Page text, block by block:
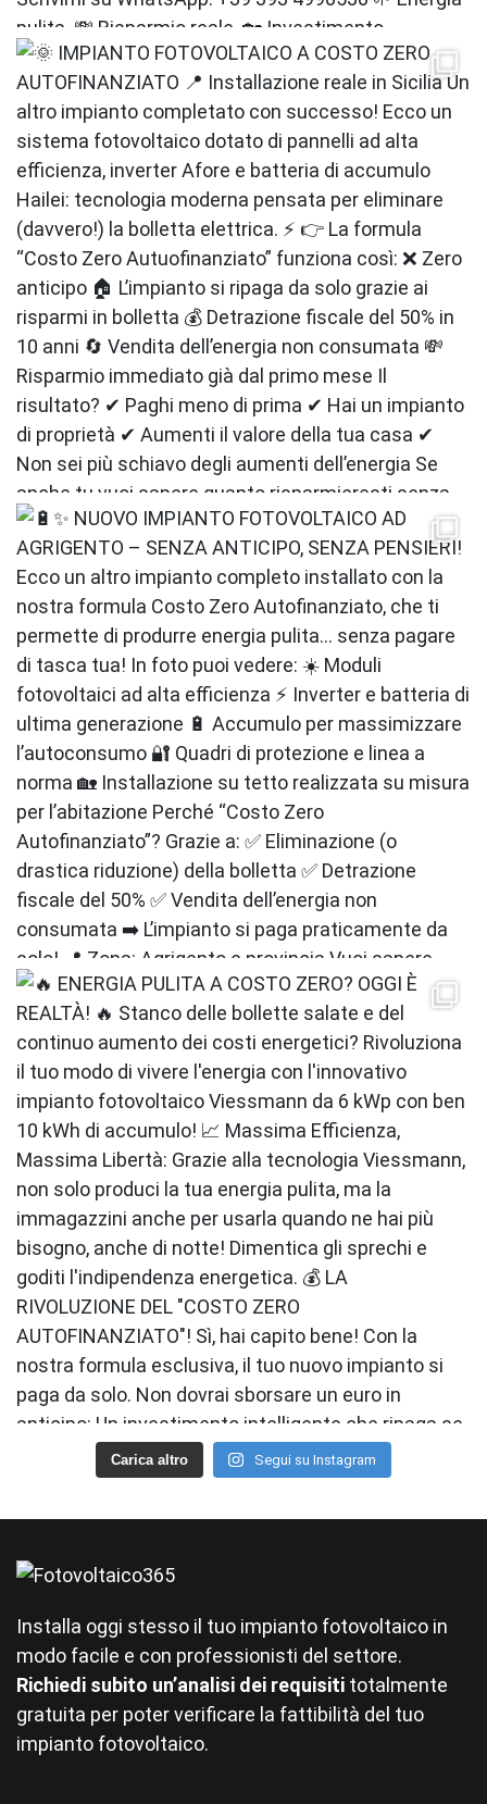
Carica altro Segui su Instagram
Installa oggi stesso il tuo impianto fotovoltaico in
modo facile e con professionisti del settore.
Richiedi subito un’analisi dei requisiti totalmente
gratuita per poter verificare la fattibilità del tuo
impianto fotovoltaico.